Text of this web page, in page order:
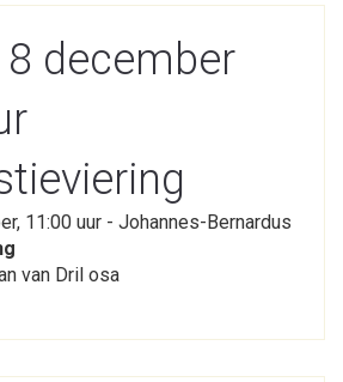
december
11:00 uur - Johannes-Bernardus
van Dril osa